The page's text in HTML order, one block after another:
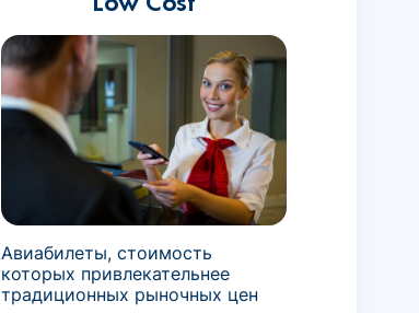
Авиабилеты, стоимость
которых привлекательнее
традиционных рыночных цен